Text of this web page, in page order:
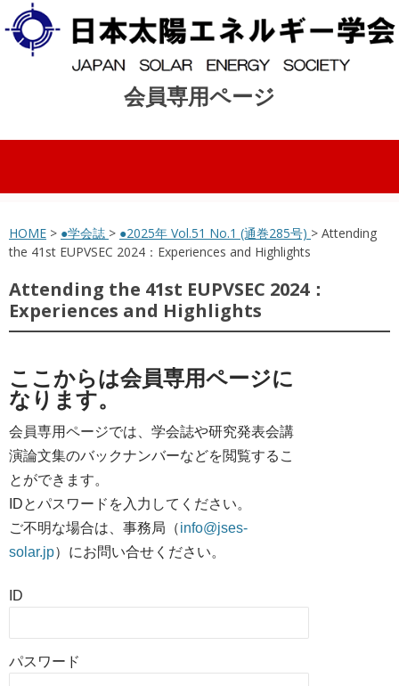
会員専用ページ
コンテンツへスキップ
HOME > ●学会誌 > ●2025年 Vol.51 No.1 (通巻285号) > Attending
the 41st EUPVSEC 2024：Experiences and Highlights
Attending the 41st EUPVSEC 2024：
Experiences and Highlights
ここからは会員専用ページに
なります。
会員専用ページでは、学会誌や研究発表会講
演論文集のバックナンバーなどを閲覧するこ
とができます。
IDとパスワードを入力してください。
ご不明な場合は、事務局（info@jses-
solar.jp）にお問い合せください。
ID
パスワード